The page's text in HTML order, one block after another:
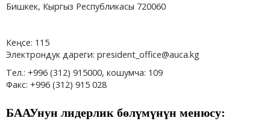
Бишкек, Кыргыз Республикасы 720060
Кеңсе: 115
Электрондук дареги: president_office@auca.kg
Тел.: +996 (312) 915000, кошумча: 109
Факс: +996 (312) 915 028
БААУнун лидерлик бөлүмүнүн менюсу: